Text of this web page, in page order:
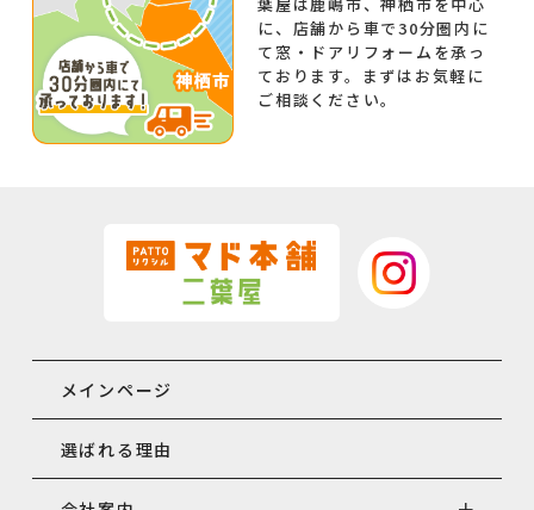
に、店舗から車で30分圏内に
て窓・ドアリフォームを承っ
ております。まずはお気軽に
ご相談ください。
メインページ
選ばれる理由